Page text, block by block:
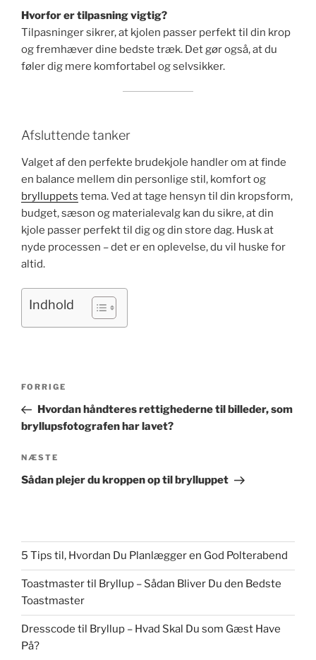
Hvorfor er tilpasning vigtig?
Tilpasninger sikrer, at kjolen passer perfekt til din krop
og fremhæver dine bedste træk. Det gør også, at du
føler dig mere komfortabel og selvsikker.
Afsluttende tanker
Valget af den perfekte brudekjole handler om at finde
en balance mellem din personlige stil, komfort og
brylluppets tema. Ved at tage hensyn til din kropsform,
budget, sæson og materialevalg kan du sikre, at din
kjole passer perfekt til dig og din store dag. Husk at
nyde processen – det er en oplevelse, du vil huske for
altid.
Indhold
Indlægsnavigation
Forrige
indlæg
FORRIGE
Hvordan håndteres rettighederne til billeder, som
bryllupsfotografen har lavet?
Næste
indlæg
NÆSTE
Sådan plejer du kroppen op til brylluppet
5 Tips til, Hvordan Du Planlægger en God Polterabend
Toastmaster til Bryllup – Sådan Bliver Du den Bedste
Toastmaster
Dresscode til Bryllup – Hvad Skal Du som Gæst Have
På?